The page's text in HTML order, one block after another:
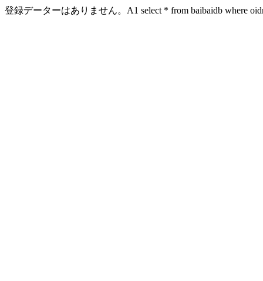
登録データーはありません。A1 select * from baibaidb where